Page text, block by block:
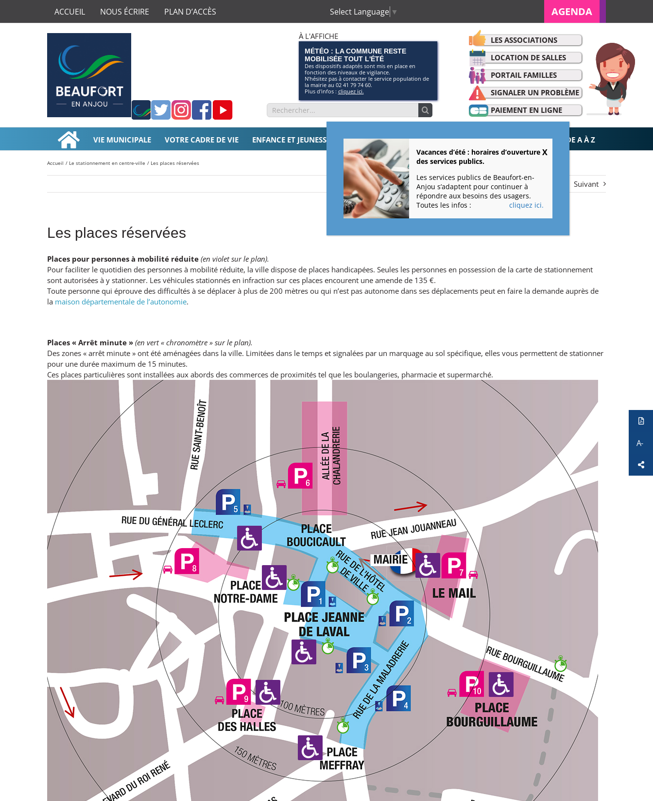
ACCUEIL NOUS ÉCRIRE PLAN D’ACCÈS Select Language ▼ AGENDA
À L'AFFICHE
MÉTÉO : LA COMMUNE RESTE
MOBILISÉE TOUT L'ÉTÉ
Des dispositifs adaptés sont mis en place en
fonction des niveaux de vigilance.
N’hésitez pas à contacter le service population de
la mairie au 02 41 79 74 60.
Plus d'infos : cliquez ici.
Application
smartphone
de
la
ville
TwitterInstagram
Facebook
Page
Youtube
Rechercher:
LES ASSOCIATIONS
LOCATION DE SALLES
PORTAIL FAMILLES
SIGNALER UN PROBLÈME
PAIEMENT EN LIGNE
VIE MUNICIPALE VOTRE CADRE DE VIE ENFANCE ET JEUNESSE SOLIDARITÉS CULTURE ET LOISIRS VIE ÉCONOMIQUE DE A À Z
Accueil Le stationnement en centre-ville Les places réservées
Suivant
Les places réservées
Places pour personnes à mobilité réduite (en violet sur le plan).
Pour faciliter le quotidien des personnes à mobilité réduite, la ville dispose de places handicapées. Seules les personnes en possession de la carte de stationnement
sont autorisées à y stationner. Les véhicules stationnés en infraction sur ces places encourent une amende de 135 €.
Toute personne qui éprouve des difficultés à se déplacer à plus de 200 mètres ou qui n’est pas autonome dans ses déplacements peut en faire la demande auprès de
la maison départementale de l’autonomie.
Places « Arrêt minute » (en vert « chronomètre » sur le plan).
Des zones « arrêt minute » ont été aménagées dans la ville. Limitées dans le temps et signalées par un marquage au sol spécifique, elles vous permettent de stationner
pour une durée maximum de 15 minutes.
Ces places particulières sont installées aux abords des commerces de proximités tel que les boulangeries, pharmacie et supermarché.
Vacances d’été : horaires d’ouverture
des services publics.
Les services publics de Beaufort-en-
Anjou s’adaptent pour continuer à
répondre aux besoins des usagers.
Toutes les infos :
cliquez ici.